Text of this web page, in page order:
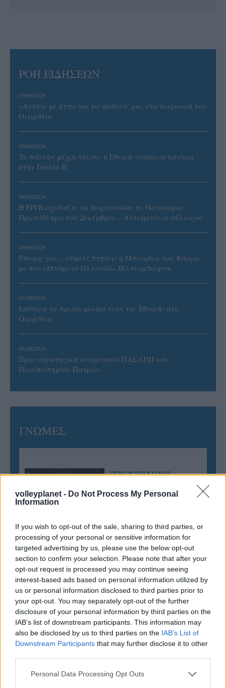
volleyplanet - Do Not Process My Personal
Information
If you wish to opt-out of the sale, sharing to third parties, or
processing of your personal or sensitive information for
targeted advertising by us, please use the below opt-out
section to confirm your selection. Please note that after your
opt-out request is processed you may continue seeing
interest-based ads based on personal information utilized by
us or personal information disclosed to third parties prior to
your opt-out. You may separately opt-out of the further
disclosure of your personal information by third parties on the
IAB’s list of downstream participants. This information may
also be disclosed by us to third parties on the IAB’s List of
Downstream Participants that may further disclose it to other
Please note that this website/app uses one or more Google
Personal Data Processing Opt Outs
ΡΟΗ ΕΙΔΗΣΕΩΝ
07/08/2026
«Αντίο» με ήττα για τις διεθνείς μας στο τουρνουά του
Ουρμπίνο
06/08/2026
Το πάλεψε μέχρι τέλους η Εθνική γυναικών κόντρα
στην Ιταλία Β’
06/08/2026
Η FIVB σχεδιάζει να διοργανώσει το Παγκόσμιο
Πρωτάθλημα τον Δεκέμβριο – Αντιδρούν οι σύλλογοι
06/08/2026
Έτοιμη για… υψηλές πτήσεις η Μπενφίκα του Ψάρρα
με τον «Ιπτάμενο Ολλανδό» Βίλτενμπουργκ
05/08/2026
Ισόπαλο το πρωτο φιλικό τεστ της Εθνικής στο
Ουρμπίνο
05/08/2026
Προς στρατηγική συνεργασία ΠΑΣΑΠΠ και
Πανεπιστημίου Πατρών
ΓΝΩΜΕΣ
ΠΕΝΥ ΡΟΝΤΟΓΙΑΝΝΗ
Από την Περούτζια του 2000
Παναθηναϊκού με την
ιστορία
ΗΛΙΑΣ ΠΑΠΑΪΩΑΝΝΟΥ
08/03/2026
Αναγνώριση και σεβασμός
οι σημαντικότερες νίκες του
Α.Ο. Θήρας